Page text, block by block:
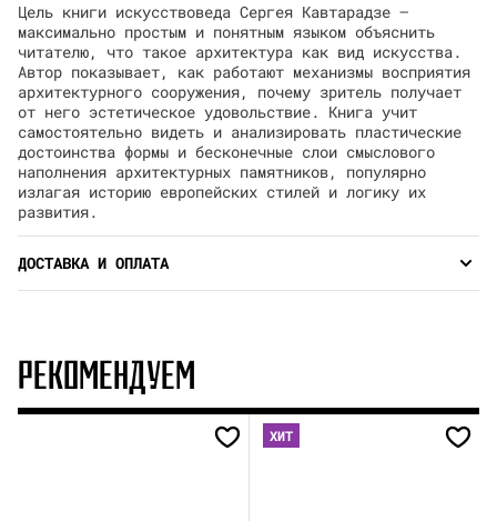
Цель книги искусствоведа Сергея Кавтарадзе —
максимально простым и понятным языком объяснить
читателю, что такое архитектура как вид искусства.
Автор показывает, как работают механизмы восприятия
архитектурного сооружения, почему зритель получает
от него эстетическое удовольствие. Книга учит
самостоятельно видеть и анализировать пластические
достоинства формы и бесконечные слои смыслового
наполнения архитектурных памятников, популярно
излагая историю европейских стилей и логику их
развития.
ДОСТАВКА И ОПЛАТА
РЕКОМЕНДУЕМ
ХИТ